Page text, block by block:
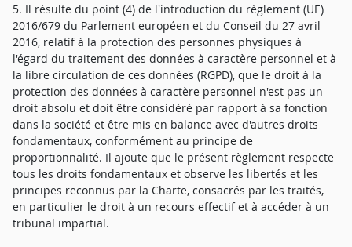
5. Il résulte du point (4) de l'introduction du règlement (UE)
2016/679 du Parlement européen et du Conseil du 27 avril
2016, relatif à la protection des personnes physiques à
l'égard du traitement des données à caractère personnel et à
la libre circulation de ces données (RGPD), que le droit à la
protection des données à caractère personnel n'est pas un
droit absolu et doit être considéré par rapport à sa fonction
dans la société et être mis en balance avec d'autres droits
fondamentaux, conformément au principe de
proportionnalité. Il ajoute que le présent règlement respecte
tous les droits fondamentaux et observe les libertés et les
principes reconnus par la Charte, consacrés par les traités,
en particulier le droit à un recours effectif et à accéder à un
tribunal impartial.